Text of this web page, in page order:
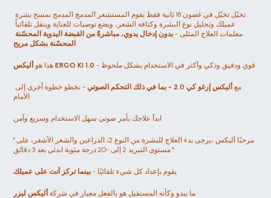
تخيّل تخيّل في غضون 18 ثانية فقط يقوم المستشعر المدمج المدمج بمسح بشرة
معلمات العلاج المثلى -
المحسّنة بشكل مريح
هذا هو أليكس ERGO KI 1.0 - قوي ودقيق وذكي وأكثر في الاستخدام بشكل ملحوظ.
مع أليكس إرغو كي 2.0 - بما في ذلك التحكم الصوتي
- نخطو خطوة أخرى إلى
الأمام
ابدأ علاجك بأمر صوتي سهل الاستخدام وسريع وآمن
"مرحبًا أليكس ،يرجى بدء العلاج للبشرة من النوع 2، الذراعين والشعر الأشقر، على
مستوى التبريد 2 إلى -20 درجة مئوية ابدئي بعد 3 دقائق ".
يقوم بإعداد كل شيء تلقائيًا - بينما تركز أنت على عميلك
ما يبدو وكأنه المستقبل هو بالفعل معيار في شركة أليكس ليزر